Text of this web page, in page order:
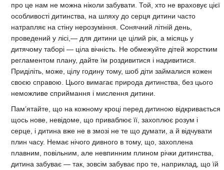
про це нам не можна ніколи забувати. Той, хто не враховує цієї
особливості дитинства, на шляху до серця дитини часто
натрапляє на стіну нерозуміння. Сонячний літній день,
проведений у лісі,— для дитини це цілий рік, а місяць у
дитячому таборі — ціла вічність. Не обмежуйте дітей жорстким
регламентом плану, дайте їм роздивитися і надивитися.
Приділіть, може, цілу годину тому, шоб діти займалися кожен
своєю справою. Цього вимагає природа дитинства, без цього
неможливе сприймання і мислення дитини.
Пам’ятайте, що на кожному кроці перед дитиною відкривається
щось нове, невідоме, що приваблює її, захоплює розум і
серце, і дитина вже не в змозі не те що думати, а й відчувати
плин часу. Немає нічого дивного в тому, що, захоплена
плавним, повільним, але невпинним плином річки дитинства,
дитина забуває — так, зовсім забуває про те, наприклад, що їй